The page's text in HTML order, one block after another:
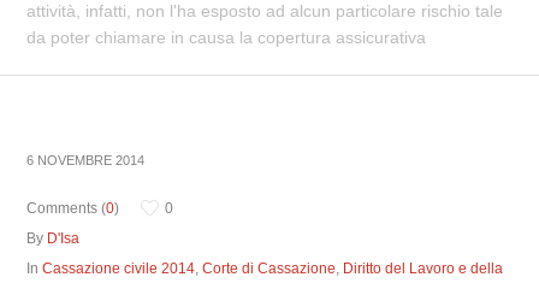
attività, infatti, non l'ha esposto ad alcun particolare rischio tale
da poter chiamare in causa la copertura assicurativa
6 NOVEMBRE 2014
Comments (0)
0
By D'Isa
InCassazione civile 2014,Corte di Cassazione, Diritto del Lavoro e della